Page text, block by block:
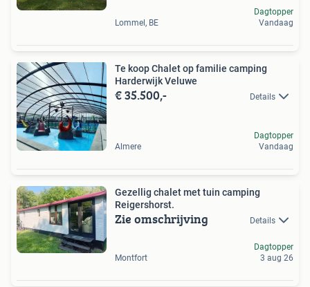
Lommel, BE
Dagtopper
Vandaag
Te koop Chalet op familie camping
Harderwijk Veluwe
€ 35.500,- Details
Almere
Dagtopper
Vandaag
Gezellig chalet met tuin camping
Reigershorst.
Zie omschrijving Details
Montfort
Dagtopper
3 aug 26